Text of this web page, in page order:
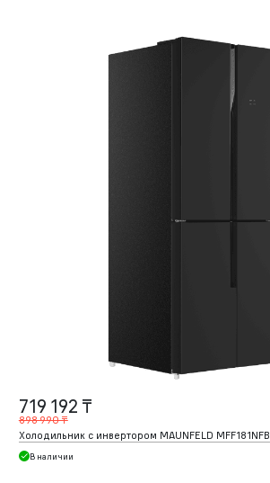
719 192 ₸
898 990 ₸
Холодильник с инвертором MAUNFELD MFF181NFB
В наличии